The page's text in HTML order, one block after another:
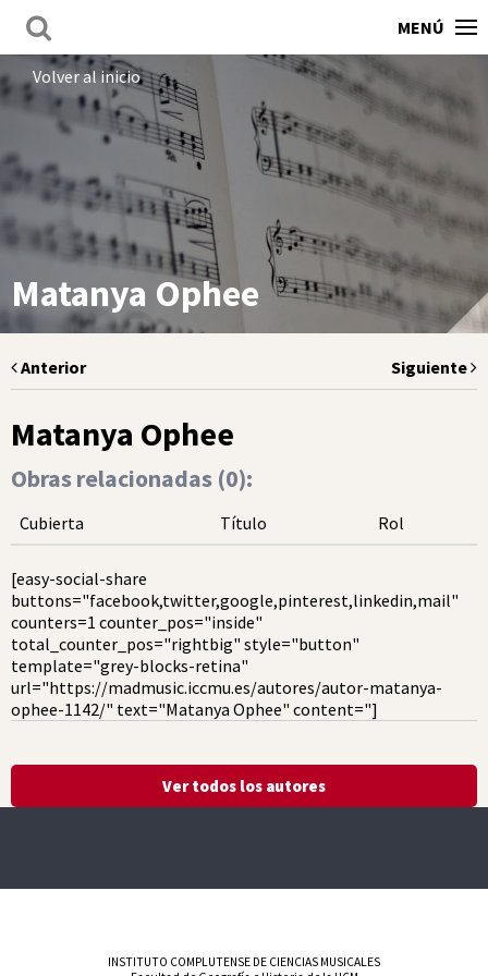
MENÚ
Volver al inicio
Matanya Ophee
Anterior Siguiente
Matanya Ophee
Obras relacionadas (0):
Cubierta Título Rol
[easy-social-share
buttons="facebook,twitter,google,pinterest,linkedin,mail"
counters=1 counter_pos="inside"
total_counter_pos="rightbig" style="button"
template="grey-blocks-retina"
url="https://madmusic.iccmu.es/autores/autor-matanya-
ophee-1142/" text="Matanya Ophee" content="]
Ver todos los autores
INSTITUTO COMPLUTENSE DE CIENCIAS MUSICALES